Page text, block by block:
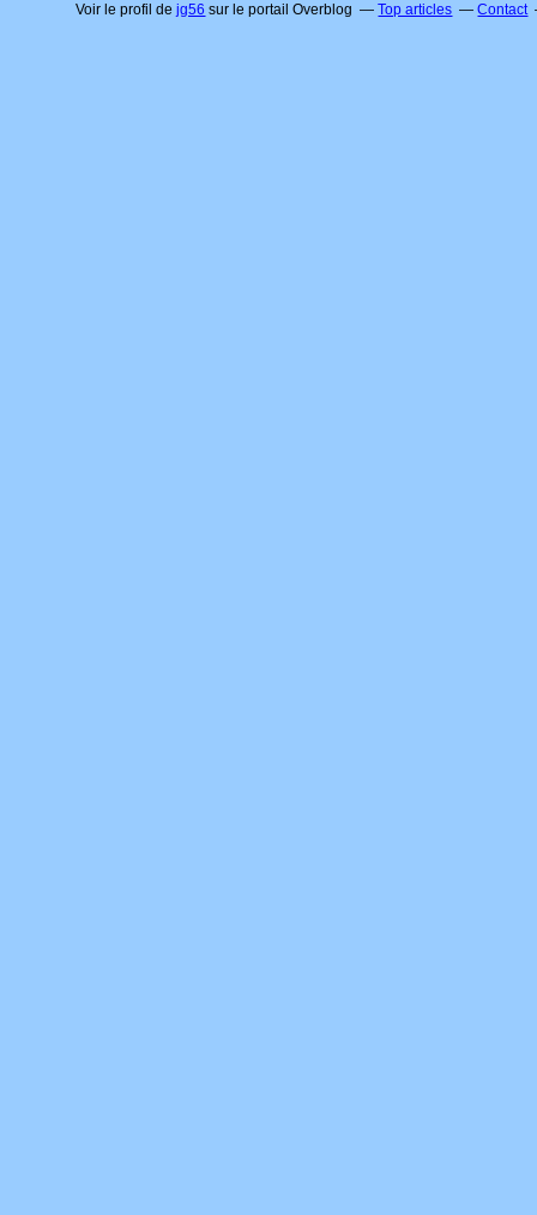
Voir le profil dejg56 sur le portail Overblog Top articles Contact